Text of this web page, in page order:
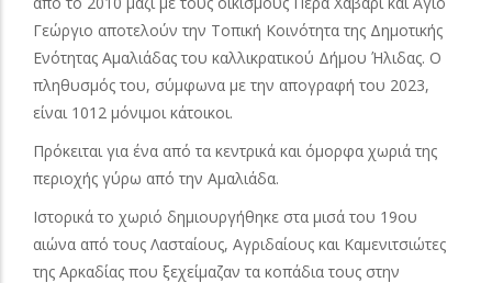
Γεώργιο αποτελούν την Τοπική Κοινότητα της Δημοτικής
Ενότητας Αμαλιάδας του καλλικρατικού Δήμου Ήλιδας. Ο
πληθυσμός του, σύμφωνα με την απογραφή του 2023,
είναι 1012 μόνιμοι κάτοικοι.
Πρόκειται για ένα από τα κεντρικά και όμορφα χωριά της
περιοχής γύρω από την Αμαλιάδα.
Ιστορικά το χωριό δημιουργήθηκε στα μισά του 19ου
αιώνα από τους Λασταίους, Αγριδαίους και Καμενιτσιώτες
της Αρκαδίας που ξεχείμαζαν τα κοπάδια τους στην